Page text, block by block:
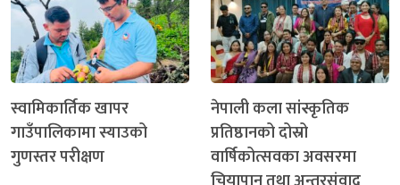
स्वामिकार्तिक खापर
गाउँपालिकामा स्याउको
गुणस्तर परीक्षण
नेपाली कला सांस्कृतिक
प्रतिष्ठानको दोस्रो
वार्षिकोत्सवका अवसरमा